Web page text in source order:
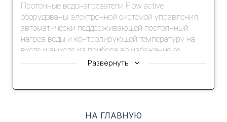
Проточные водонагреватели Flow active
оборудованы электронной системой управления,
автоматически поддерживающей постоянный
нагрев воды и контролирующей температуру на
входе и выходе из прибора во избежание ее
повышения/понижения при скачках давления
перегрева, компактны и имеют высший класс
Развернуть
НА ГЛАВНУЮ